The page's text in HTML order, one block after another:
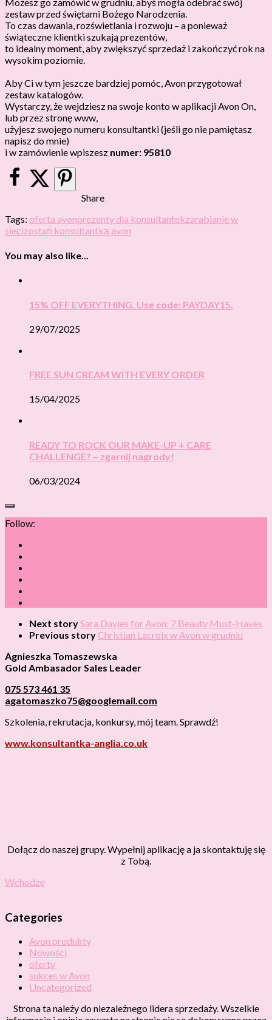
zestaw przed świętami Bożego Narodzenia.
To czas dawania, rozświetlania i rozwoju – a ponieważ
świąteczne klientki szukają prezentów,
to idealny moment, aby zwiększyć sprzedaż i zakończyć rok na
wysokim poziomie.
Aby Ci w tym jeszcze bardziej pomóc, Avon przygotował
zestaw katalogów.
Wystarczy, że wejdziesz na swoje konto w aplikacji Avon On,
lub przez stronę www,
użyjesz swojego numeru konsultantki (jeśli go nie pamiętasz
napisz do mnie)
i w zamówienie wpiszesz numer: 95810
Share
Tags: oferta avonprezenty dla konsultantekzarabianie w
siecizostań konsultantką avon
You may also like...
15% OFF EVERYTHING. Use code: PAYDAY15.
29/07/2025
FREE SUN CREAM WITH EVERY ORDER
15/04/2025
READY TO ROCK OUR MAKE-UP + CARE
CHALLENGE? – zgarnij nagrody!
06/03/2024
Follow:
Next storySara Davies for Avon: 7 Beauty Must-Haves
Previous story Christian Lacroix w Avon w grudniu
Agnieszka Tomaszewska
Gold Ambasador Sales Leader
075 573 461 35
agatomaszko75@googlemail.com
Szkolenia, rekrutacja, konkursy, mój team. Sprawdź!
www.konsultantka-anglia.co.uk
Dołącz do naszej grupy. Wypełnij aplikację a ja skontaktuję się
z Tobą.
Wchodzę
Categories
Avon produkty
Nowości
oferty
sukces w Avon
Uncategorized
Strona ta należy do niezależnego lidera sprzedaży. Wszelkie